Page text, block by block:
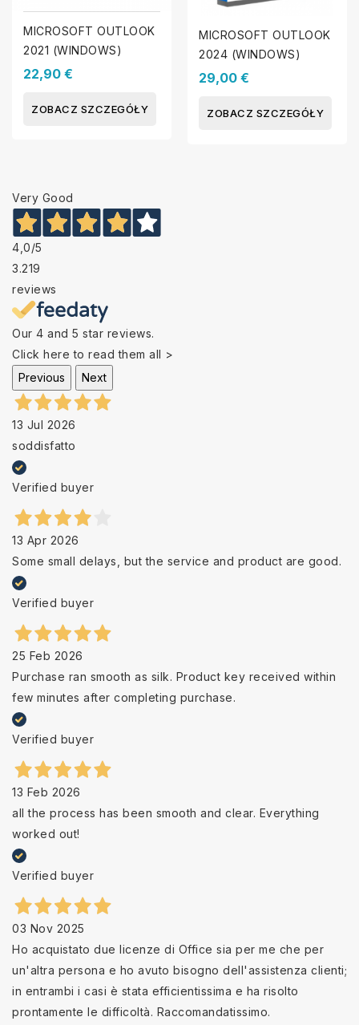
MICROSOFT OUTLOOK
2021 (WINDOWS)
22,90 €
ZOBACZ SZCZEGÓŁY
MICROSOFT OUTLOOK
2024 (WINDOWS)
29,00 €
ZOBACZ SZCZEGÓŁY
Very Good
4,0/5
3.219
reviews
Our 4 and 5 star reviews.
Click here to read them all >
Previous
Next
13 Jul 2026
soddisfatto
Verified buyer
13 Apr 2026
Some small delays, but the service and product are good.
Verified buyer
25 Feb 2026
Purchase ran smooth as silk. Product key received within
few minutes after completing purchase.
Verified buyer
13 Feb 2026
all the process has been smooth and clear. Everything
worked out!
Verified buyer
03 Nov 2025
Ho acquistato due licenze di Office sia per me che per
un'altra persona e ho avuto bisogno dell'assistenza clienti;
in entrambi i casi è stata efficientissima e ha risolto
prontamente le difficoltà. Raccomandatissimo.